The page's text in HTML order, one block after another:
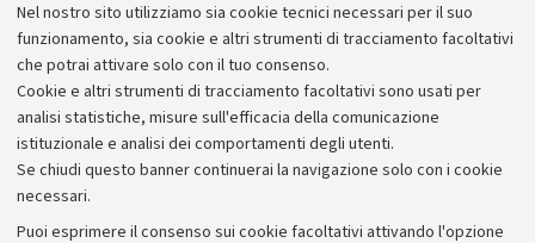
Nel nostro sito utilizziamo sia cookie tecnici necessari per il suo
funzionamento, sia cookie e altri strumenti di tracciamento facoltativi
che potrai attivare solo con il tuo consenso.
Cookie e altri strumenti di tracciamento facoltativi sono usati per
analisi statistiche, misure sull'efficacia della comunicazione
istituzionale e analisi dei comportamenti degli utenti.
Se chiudi questo banner continuerai la navigazione solo con i cookie
necessari.
Puoi esprimere il consenso sui cookie facoltativi attivando l'opzione
Maggiori informazioni sul sito del Sistema Museale di
Ateneo
Archivio